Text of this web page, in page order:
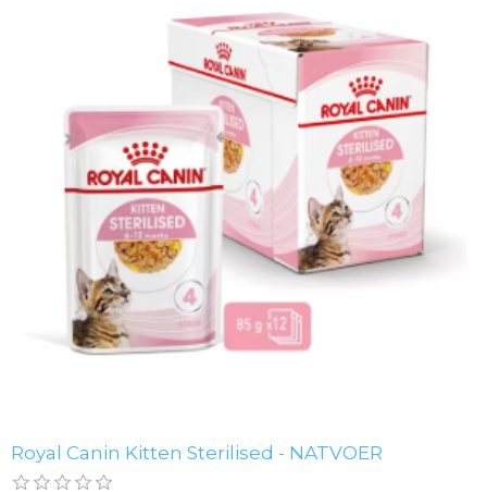
Royal Canin Kitten Sterilised - NATVOER